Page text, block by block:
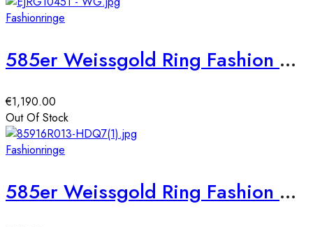
Fashionringe
585er Weissgold Ring Fashion Diamanten ca. 0,44 ct. Gr. 54
€1,190.00
Out Of Stock
Fashionringe
585er Weissgold Ring Fashion Diamant ca. 0,29 ct. Gr. 54